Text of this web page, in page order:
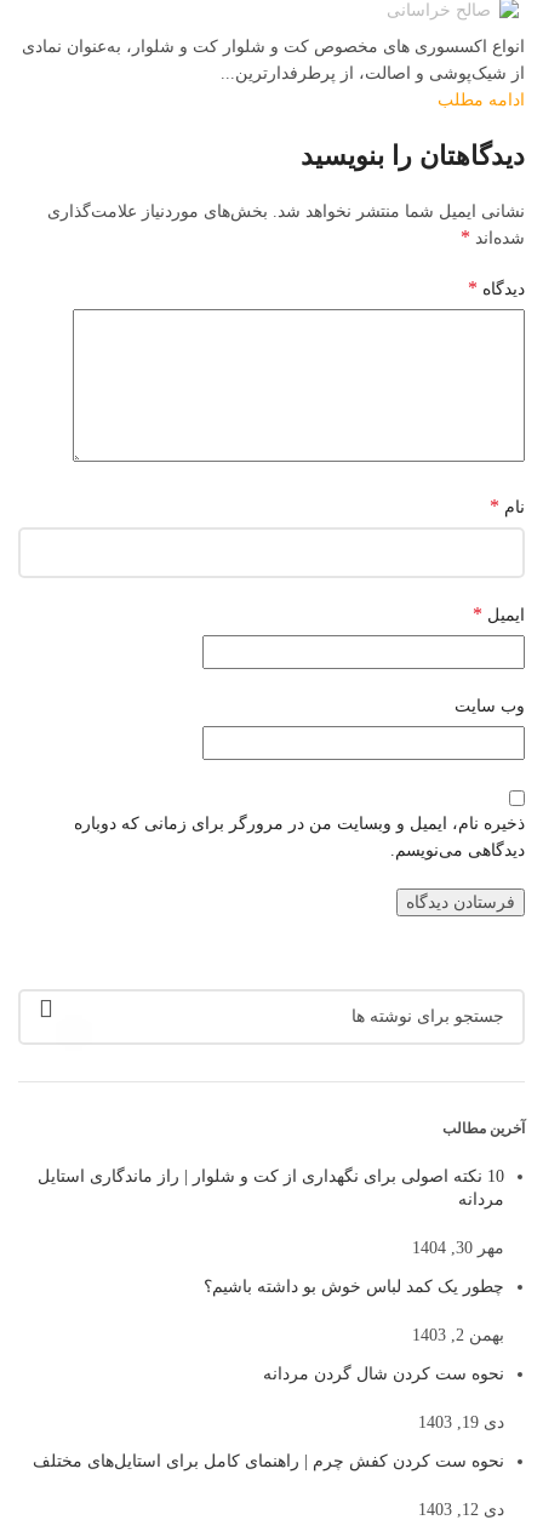
صالح خراسانی
انواع اکسسوری‌ های مخصوص کت و شلوار کت و شلوار، به‌عنوان نمادی
از شیک‌پوشی و اصالت، از پرطرفدارترین...
ادامه مطلب
دیدگاهتان را بنویسید
نشانی ایمیل شما منتشر نخواهد شد.
بخش‌های موردنیاز علامت‌گذاری
شده‌اند *
دیدگاه *
نام *
ایمیل *
وب‌ سایت
ذخیره نام، ایمیل و وبسایت من در مرورگر برای زمانی که دوباره
دیدگاهی می‌نویسم.
آخرین مطالب
10 نکته اصولی برای نگهداری از کت و شلوار | راز ماندگاری استایل
مردانه
مهر 30, 1404
چطور یک کمد لباس خوش بو داشته باشیم؟
بهمن 2, 1403
نحوه ست کردن شال گردن مردانه
دی 19, 1403
نحوه ست کردن کفش چرم | راهنمای کامل برای استایل‌های مختلف
دی 12, 1403